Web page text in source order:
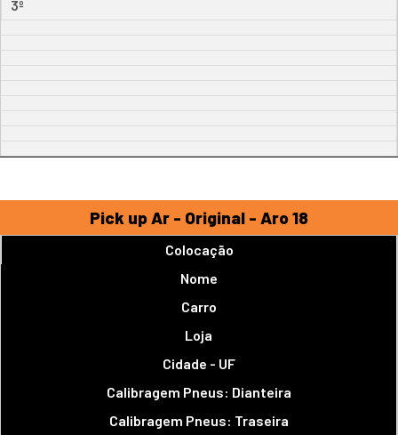
3º
Pick up Ar - Original - Aro 18
Colocação
Nome
Carro
Loja
Cidade - UF
Calibragem Pneus: Dianteira
Calibragem Pneus: Traseira